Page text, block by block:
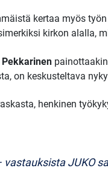
kertaa myös
kirkon alalla,
Pekkarinen
on keskusteltava
henkinen
JUKO